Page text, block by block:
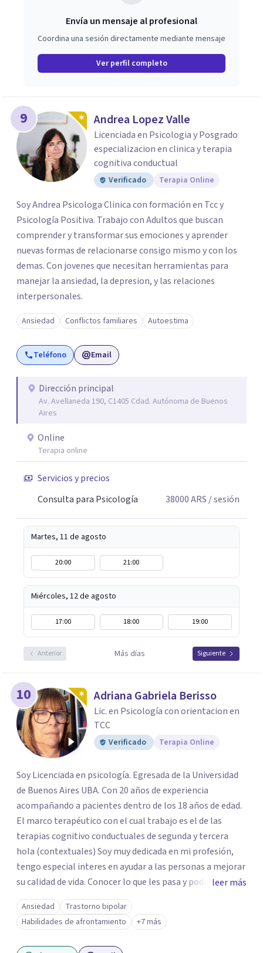
Envía un mensaje al profesional
Coordina una sesión directamente mediante mensaje
Ver perfil completo
9 Andrea Lopez Valle
Licenciada en Psicologia y Posgrado
especializacion en clinica y terapia
cognitiva conductual
Verificado Terapia Online
Soy Andrea Psicologa Clinica con formación en Tcc y
Psicología Positiva. Trabajo con Adultos que buscan
comprender y transformar sus emociones y aprender
nuevas formas de relacionarse consigo mismo y con los
demas. Con jovenes que necesitan herramientas para
manejar la ansiedad, la depresion, y las relaciones
interpersonales.
Ansiedad Conflictos familiares Autoestima
Teléfono Email
Dirección principal
Av. Avellaneda 190, C1405 Cdad. Autónoma de Buenos
Aires
Online
Terapia online
Servicios y precios
Consulta para Psicología
38000ARS / sesión
Martes, 11 de agosto
20:00 21:00
Miércoles, 12 de agosto
17:00 18:00 19:00
Anterior Más días Siguiente
10 Adriana Gabriela Berisso
Lic. en Psicología con orientacion en
TCC
Verificado Terapia Online
Soy Licenciada en psicología. Egresada de la Universidad
de Buenos Aires UBA. Con 20 años de experiencia
acompañando a pacientes dentro de los 18 años de edad.
El marco terapéutico con el cual trabajo es el de las
terapias cognitivo conductuales de segunda y tercera
hola (contextuales) Soy muy dedicada en mi profesión,
tengo especial interes en ayudar a las personas a mejorar
su calidad de vida. Conocer lo que les pasa y poder trabajar
en ello brindando las herramientas necesarias. Hay
momentos en la vida por los cuales atravezamos por
estados de ansiedad, depresión o estrés, es alli donde no
encontramos o nos parece no tener recursos para
leer más
Ansiedad
Trastorno bipolar
Habilidades de afrontamiento
+7 más